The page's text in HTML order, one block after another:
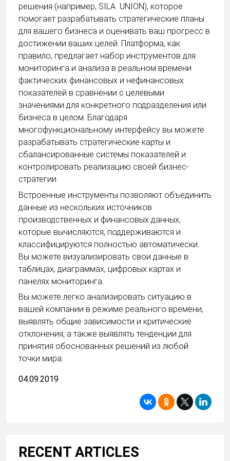
решения (например, SILA UNION), которое
помогает разрабатывать стратегические планы
для вашего бизнеса и оценивать ваш прогресс в
достижении ваших целей. Платформа, как
правило, предлагает набор инструментов для
мониторинга и анализа в реальном времени
фактических финансовых и нефинансовых
показателей в сравнении с целевыми
значениями для конкретного подразделения или
бизнеса в целом. Благодаря
многофункциональному интерфейсу вы можете
разрабатывать стратегические карты и
сбалансированные системы показателей и
контролировать реализацию своей бизнес-
стратегии.
Встроенные инструменты позволяют объединить
данные из нескольких источников
производственных и финансовых данных,
которые вычисляются, поддерживаются и
классифицируются полностью автоматически.
Вы можете визуализировать свои данные в
таблицах, диаграммах, цифровых картах и
панелях мониторинга.
Вы можете легко анализировать ситуацию в
вашей компании в режиме реального времени,
выявлять общие зависимости и критические
отклонения, а также выявлять тенденции для
принятия обоснованных решений из любой
точки мира.
04.09.2019
RECENT ARTICLES